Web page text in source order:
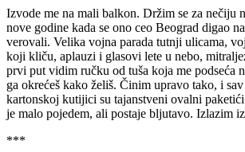
Izvode me na mali balkon. Držim se za nečiju
nove godine kada se ono ceo Beograd digao
verovali. Velika vojna parada tutnji ulicama,
koji kliču, aplauzi i glasovi lete u nebo,
prvi put vidim ručku od tuša koja me podseća
ga okrećeš kako želiš. Činim upravo tako, i
kartonskoj kutijici su tajanstveni ovalni
je malo pojedem, ali postaje bljutavo. Izlazim
***